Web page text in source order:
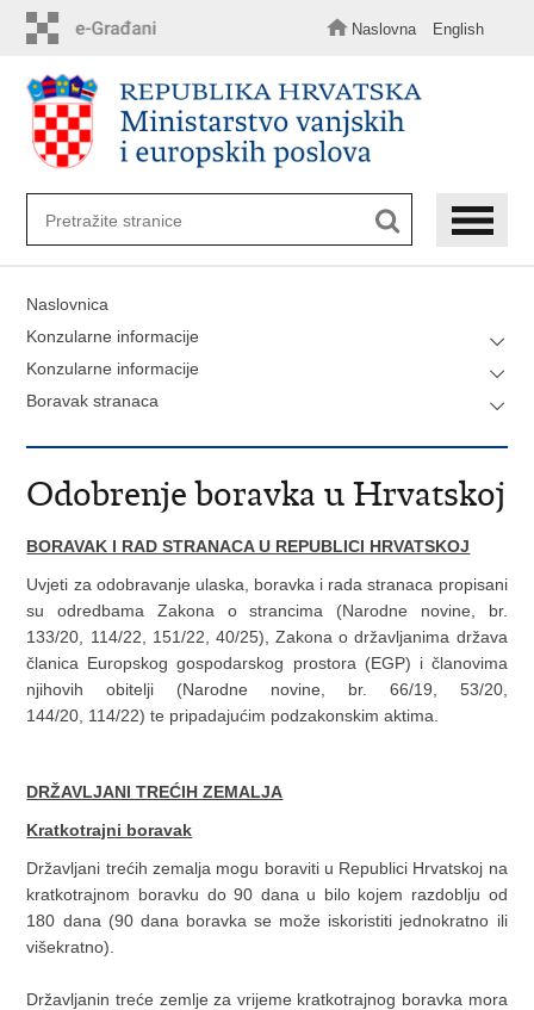
sadržaj
Naslovna English
Naslovnica
Konzularne informacije
Konzularne informacije
Boravak stranaca
Odobrenje boravka u Hrvatskoj
BORAVAK I RAD STRANACA U REPUBLICI HRVATSKOJ
Uvjeti za odobravanje ulaska, boravka i rada stranaca propisani
su odredbama Zakona o strancima (Narodne novine, br.
133/20, 114/22, 151/22, 40/25), Zakona o državljanima država
članica Europskog gospodarskog prostora (EGP) i članovima
njihovih obitelji (Narodne novine, br. 66/19, 53/20,
144/20, 114/22) te pripadajućim podzakonskim aktima.
DRŽAVLJANI TREĆIH ZEMALJA
Kratkotrajni boravak
Državljani trećih zemalja mogu boraviti u Republici Hrvatskoj na
kratkotrajnom boravku do 90 dana u bilo kojem razdoblju od
180 dana (90 dana boravka se može iskoristiti jednokratno ili
višekratno).
Državljanin treće zemlje za vrijeme kratkotrajnog boravka mora